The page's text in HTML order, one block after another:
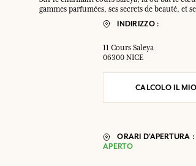
gammes parfumées, ses secrets de beauté, et
INDIRIZZO :
11 Cours Saleya
06300 NICE
CALCOLO IL
ORARI D'APERTURA :
APERTO